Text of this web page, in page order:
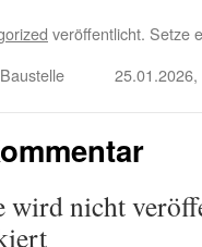
veröffentlicht. Setze
wird nicht